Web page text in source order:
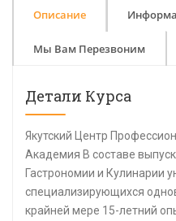
Описание
Мы Вам Перезвоним
Детали Курса
Якутский Центр
Академия В составе
Гастрономии и Кулинарии
специализирующихся
крайней мере 15-летний